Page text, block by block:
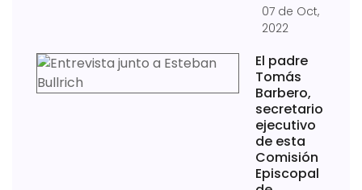
07 de Oct,
2022
El padre
Tomás
Barbero,
secretario
ejecutivo
de esta
Comisión
Episcopal